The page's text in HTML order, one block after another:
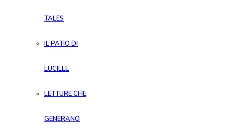
TALES
IL PATIO DI
LUCILLE
LETTURE CHE
GENERANO